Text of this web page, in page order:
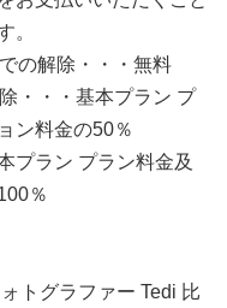
。
の解除・・・無料
・・・基本プラン プ
ン料金の50％
プラン プラン料金及
％
トグラファー Tedi 比